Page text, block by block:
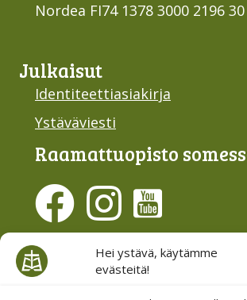
Hei ystävä, käytämme
evästeitä!
Nordea FI74 1378 3000 2196 30
Julkaisut
Identiteettiasiakirja
Ystäväviesti
Raamattu­opisto
Evästesuostumus
Hallinnoi evästeitä